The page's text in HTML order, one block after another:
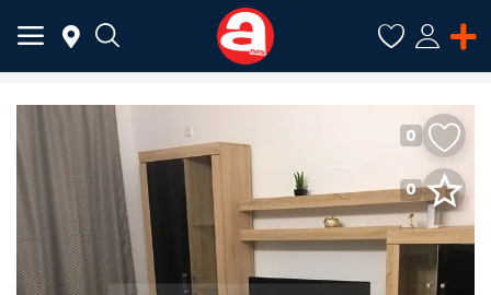
ADAUGĂ
Meniu Principal
Categorii
0
0